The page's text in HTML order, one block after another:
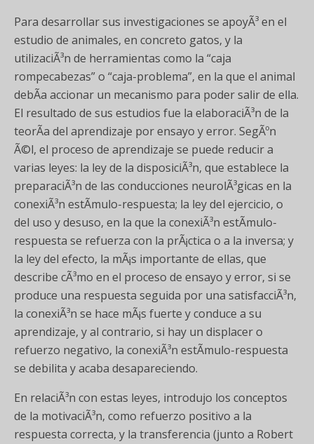
Para desarrollar sus investigaciones se apoyÃ³ en el
estudio de animales, en concreto gatos, y la
utilizaciÃ³n de herramientas como la “caja
rompecabezas” o “caja-problema”, en la que el animal
debÃ­a accionar un mecanismo para poder salir de ella.
El resultado de sus estudios fue la elaboraciÃ³n de la
teorÃ­a del aprendizaje por ensayo y error. SegÃºn
Ã©l, el proceso de aprendizaje se puede reducir a
varias leyes: la ley de la disposiciÃ³n, que establece la
preparaciÃ³n de las conducciones neurolÃ³gicas en la
conexiÃ³n estÃ­mulo-respuesta; la ley del ejercicio, o
del uso y desuso, en la que la conexiÃ³n estÃ­mulo-
respuesta se refuerza con la prÃ¡ctica o a la inversa; y
la ley del efecto, la mÃ¡s importante de ellas, que
describe cÃ³mo en el proceso de ensayo y error, si se
produce una respuesta seguida por una satisfacciÃ³n,
la conexiÃ³n se hace mÃ¡s fuerte y conduce a su
aprendizaje, y al contrario, si hay un displacer o
refuerzo negativo, la conexiÃ³n estÃ­mulo-respuesta
se debilita y acaba desapareciendo.
En relaciÃ³n con estas leyes, introdujo los conceptos
de la motivaciÃ³n, como refuerzo positivo a la
respuesta correcta, y la transferencia (junto a Robert